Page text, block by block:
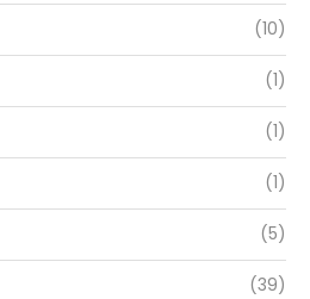
(10)
(1)
(1)
(1)
(5)
(39)